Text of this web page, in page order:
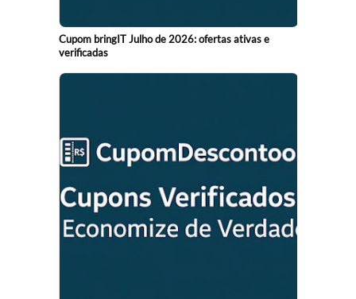
Cupom bringIT Julho de 2026: ofertas ativas e
verificadas